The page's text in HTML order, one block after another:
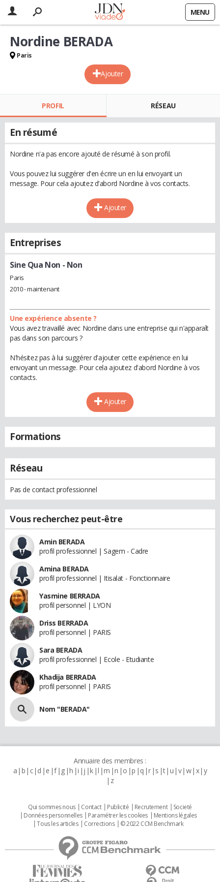
MENU
Ajouter
Nordine BERADA
Paris
PROFIL RÉSEAU
En résumé
Nordine n'a pas encore ajouté de résumé à son profil.
Vous pouvez lui suggérer d'en écrire un en lui envoyant un
message. Pour cela ajoutez d'abord Nordine à vos contacts.
Ajouter
Entreprises
Sine Qua Non - Non
Paris
2010 - maintenant
Une expérience absente ?
Vous avez travaillé avec Nordine dans une entreprise qui n'apparaît
pas dans son parcours ?
N'hésitez pas à lui suggérer d'ajouter cette expérience en lui
envoyant un message. Pour cela ajoutez d'abord Nordine à vos
contacts.
Ajouter
Formations
Réseau
Pas de contact professionnel
Vous recherchez peut-être
Amin BERADA
profil professionnel | Sagem - Cadre
Amina BERADA
profil professionnel | Itisalat - Fonctionnaire
Yasmine BERRADA
profil personnel | LYON
Driss BERRADA
profil personnel | PARIS
Sara BERADA
profil professionnel | Ecole - Etudiante
Khadija BERRADA
profil personnel | PARIS
Nom "BERADA"
Annuaire des membres :
a b c d e f g h i j k l m n o p q r s t u v w x y
z
Qui sommes nous Contact Publicité Recrutement
Societé
Données personnelles
Paramétrer les cookies
Mentions légales
Tous les articles
Corrections © 2022 CCM Benchmark